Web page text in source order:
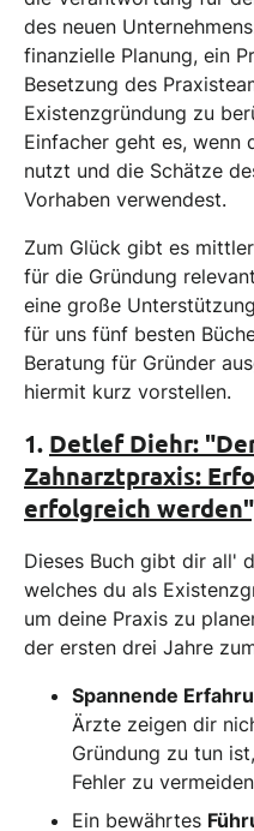
des neuen
finanzielle Planung, ein
Besetzung des
Existenzgründung zu
Einfacher geht es, wenn
nutzt und die Schätze
Vorhaben verwendest.
Zum Glück gibt es
für die Gründung
eine große
für uns fünf besten
Beratung für Gründer
hiermit kurz vorstellen.
1. Detlef Diehr:
Zahnarztpraxis:
erfolgreich
Dieses Buch gibt dir all'
welches du als
um deine Praxis zu
der ersten drei Jahre
Spannende
Ärzte zeigen dir
Gründung zu tun
Fehler zu
Ein bewährtes